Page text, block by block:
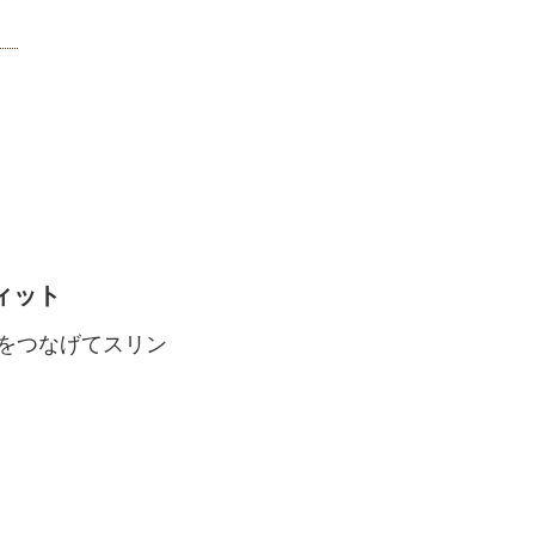
ット
つなげてスリン